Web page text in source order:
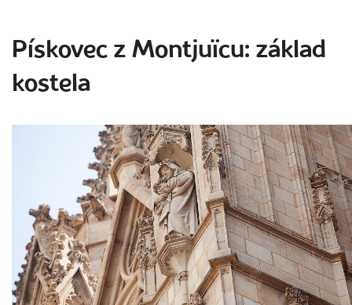
Pískovec z Montjuïcu: základ
kostela